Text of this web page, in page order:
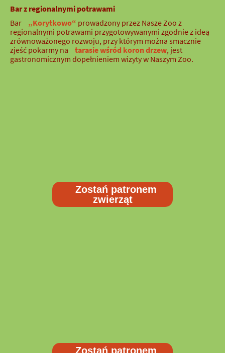
Bar z regionalnymi potrawami
Bar
„Korytkowo“ prowadzony przez Nasze Zoo z
regionalnymi potrawami przygotowywanymi zgodnie z ideą
zrównoważonego rozwoju, przy którym można smacznie
zjeść pokarmy na
tarasie wśród koron drzew, jest
gastronomicznym dopełnieniem wizyty w Naszym Zoo.
Zostań patronem
zwierząt
Zostań patronem